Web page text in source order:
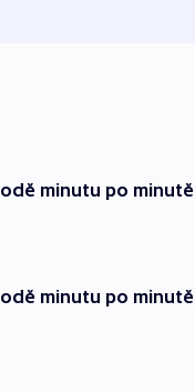
minutu po
minutu po